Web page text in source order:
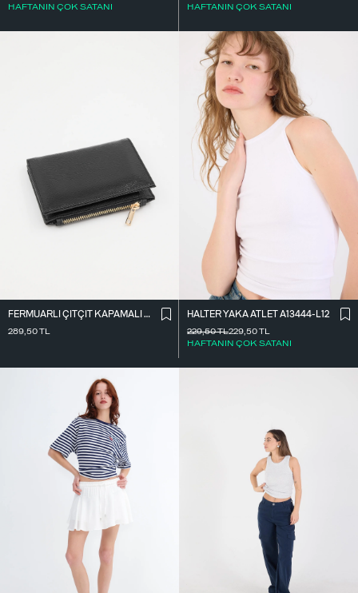
HAFTANIN ÇOK SATANI
HAFTANIN ÇOK SATANI
FERMUARLI ÇITÇIT KAPAMALI CÜZDAN CZDN118-F6
289,50TL
HALTER YAKA ATLET A13444-L12
229,50TL
HAFTANIN ÇOK SATANI
229,50TL